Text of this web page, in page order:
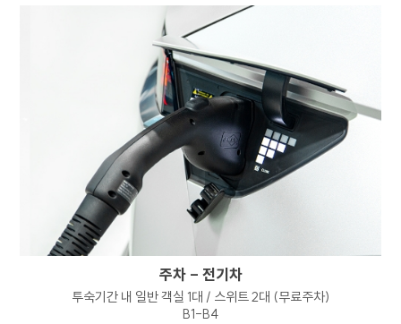
주차 - 전기차
투숙기간 내 일반 객실 1대 / 스위트 2대 (무료주차)
B1-B4
정보주체는 개인정보보호법령 등 관계법령을
위반하여 정보주체 본인 또는 타인의 개인정보를
사용하거나 침해하여서는 아니되며, 정보주체는
본인의 관리 하에 있는 정보를 본인의 책임 하에
관리하여야 합니다.
8. 개인정보 처리방침의 고지 또는 통지 방법
회사는 이용자가 동의한 범위를 벗어나는 목적으로
개인정보를 이용하거나 제3자에게 제공하는 경우
개별적으로 이용자의 추가 동의를 얻도록
하겠습니다. 회사는 타인에게 개인정보의 처리를
위탁하는 경우 홈페이지 개인정보 처리방침을
통하여 사전에 이를 고지하도록 하겠습니다.